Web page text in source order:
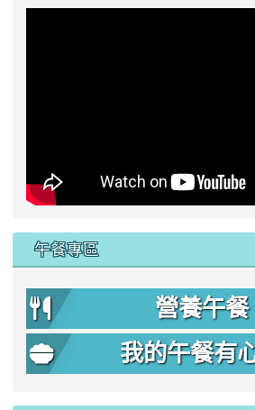
午餐專區
營養午餐
我的午餐有